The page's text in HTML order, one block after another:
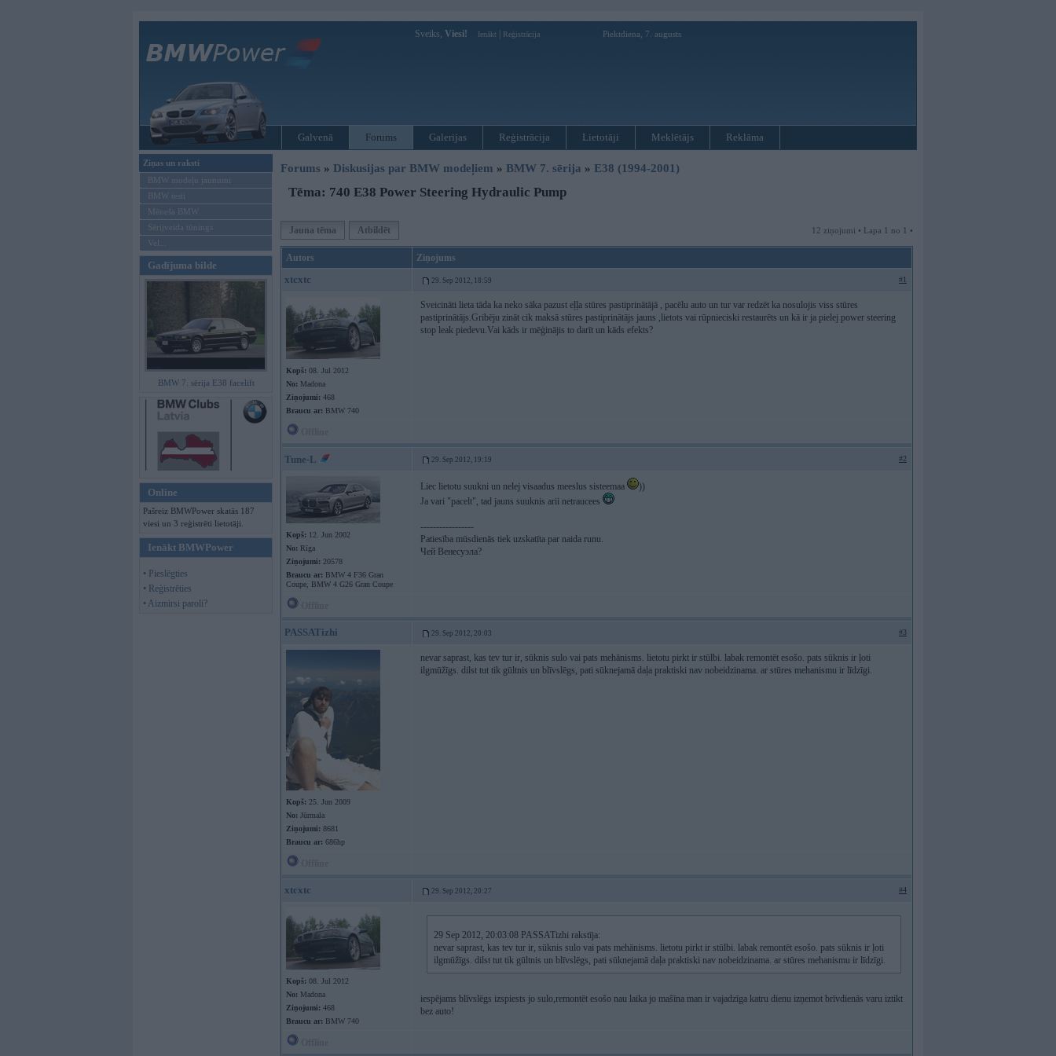
Sveiks, Viesi! Ienākt Reģistrācija Piektdiena, 7. augusts
Galvenā Forums Galerijas Reģistrācija Lietotāji Meklētājs Reklāma
Ziņas un raksti
BMW modeļu jaunumi
BMW testi
Mēneša BMW
Sērijveida tūnings
Vel...
Gadījuma bilde
BMW 7. sērija E38 facelift
Online
Pašreiz BMWPower skatās 187
viesi un 3 reģistrēti lietotāji.
Ienākt BMWPower
• Pieslēgties
• Reģistrēties
• Aizmirsi paroli?
Forums » Diskusijas par BMW modeļiem » BMW 7. sērija » E38 (1994-2001)
Tēma: 740 E38 Power Steering Hydraulic Pump
Jauna tēma Atbildēt 12 ziņojumi • Lapa 1 no 1 •
Autors Ziņojums
xtcxtc 29. Sep 2012, 18:59 #1
Kopš: 08. Jul 2012
No: Madona
Ziņojumi: 468
Braucu ar: BMW 740
Sveicināti lieta tāda ka neko sāka pazust eļļa stūres pastiprinātājā , pacēlu auto un tur var redzēt ka nosulojis viss stūres
pastiprinātājs.Gribēju zināt cik maksā stūres pastiprinātājs jauns ,lietots vai rūpnieciski restaurēts un kā ir ja pielej power steering
stop leak piedevu.Vai kāds ir mēģinājis to darīt un kāds efekts?
Tune-L 29. Sep 2012, 19:19 #2
Kopš: 12. Jun 2002
No: Rīga
Ziņojumi: 20578
Braucu ar: BMW 4 F36 Gran
Coupe, BMW 4 G26 Gran Coupe
Liec lietotu suukni un nelej visaadus meeslus sisteemaa
))
Ja vari "pacelt", tad jauns suuknis arii netraucees
-----------------
Patiesība mūsdienās tiek uzskatīta par naida runu.
Чей Венесуэла?
PASSATizhi 29. Sep 2012, 20:03 #3
Kopš: 25. Jun 2009
No: Jūrmala
Ziņojumi: 8681
Braucu ar: 686hp
nevar saprast, kas tev tur ir, sūknis sulo vai pats mehānisms. lietotu pirkt ir stūlbi. labak remontēt esošo. pats sūknis ir ļoti
ilgmūžīgs. dilst tut tik gūltnis un blīvslēgs, pati sūknejamā daļa praktiski nav nobeidzinama. ar stūres mehanismu ir līdzīgi.
xtcxtc 29. Sep 2012, 20:27 #4
Kopš: 08. Jul 2012
No: Madona
Ziņojumi: 468
Braucu ar: BMW 740
29 Sep 2012, 20:03:08 PASSATizhi rakstīja:
nevar saprast, kas tev tur ir, sūknis sulo vai pats mehānisms. lietotu pirkt ir stūlbi. labak remontēt esošo. pats sūknis ir ļoti
ilgmūžīgs. dilst tut tik gūltnis un blīvslēgs, pati sūknejamā daļa praktiski nav nobeidzinama. ar stūres mehanismu ir līdzīgi.
iespējams blīvslēgs izspiests jo sulo,remontēt esošo nau laika jo mašīna man ir vajadzīga katru dienu izņemot brīvdienās varu iztikt
bez auto!